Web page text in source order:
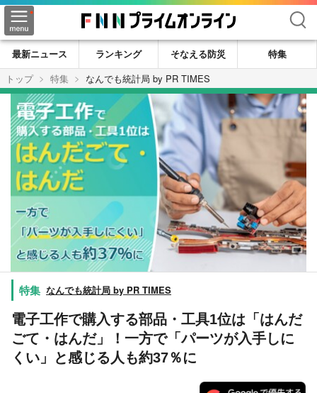
検索
最新ニュース ランキング そなえる防災
特集
トップ
特集 なんでも統計局 by PR TIMES
なんでも統計局 by PR TIMES
電子工作で購入する部品・工具1位は「はんだ
ごて・はんだ」！一方で「パーツが入手しに
くい」と感じる人も約37％に